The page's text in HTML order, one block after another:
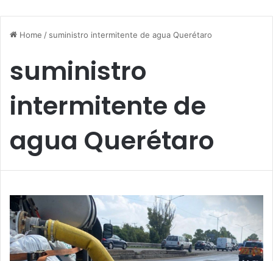
Home / suministro intermitente de agua Querétaro
suministro
intermitente de
agua Querétaro